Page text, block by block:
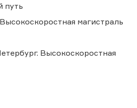
путь
магистраль
Высокоскоростная